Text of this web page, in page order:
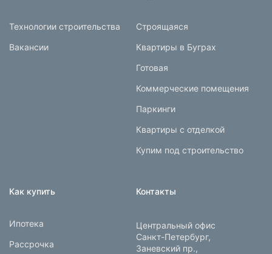
Технологии строительства
Вакансии
Строящаяся
Квартиры в Буграх
Готовая
Коммерческие помещения
Паркинги
Квартиры с отделкой
Купим под строительство
Как купить
Ипотека
Рассрочка
Контакты
Центральный офис
Санкт-Петербург,
Заневский пр.,